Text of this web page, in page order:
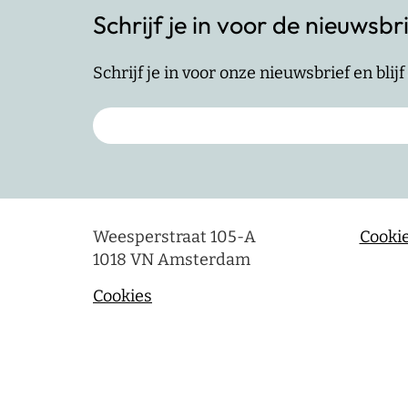
Schrijf je in voor de
Schrijf je in voor onze nieuwsbrief en
Weesperstraat 105-A
1018 VN Amsterdam
Cookies